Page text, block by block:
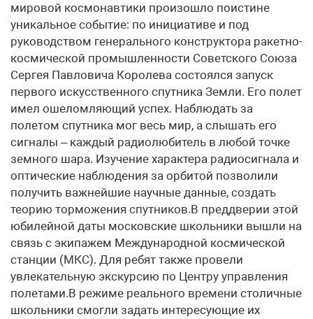
мировой космонавтики произошло поистине
уникальное событие: по инициативе и под
руководством генерального конструктора ракетно-
космической промышленности Советского Союза
Сергея Павловича Королева состоялся запуск
первого искусственного спутника Земли. Его полет
имел ошеломляющий успех. Наблюдать за
полетом спутника мог весь мир, а слышать его
сигналы – каждый радиолюбитель в любой точке
земного шара. Изучение характера радиосигнала и
оптические наблюдения за орбитой позволили
получить важнейшие научные данные, создать
теорию торможения спутников.В преддверии этой
юбилейной даты московские школьники вышли на
связь с экипажем Международной космической
станции (МКС). Для ребят также провели
увлекательную экскурсию по Центру управления
полетами.В режиме реального времени столичные
школьники смогли задать интересующие их